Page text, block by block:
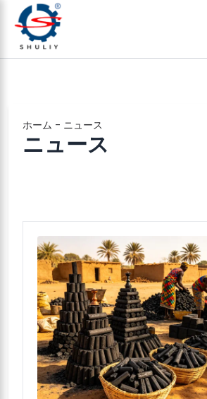
ホーム - ニュース
ニュース